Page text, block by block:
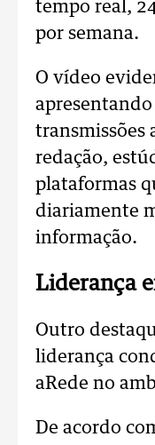
tempo real,
por semana.
O vídeo
transmissões
redação,
plataformas
diariamente
informação.
Liderança
Outro
liderança
aRede no
De acordo